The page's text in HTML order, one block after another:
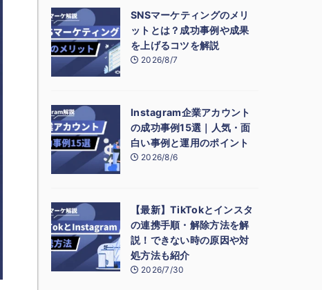
SNSマーケティングのメリ
ットとは？成功事例や成果
を上げるコツを解説
2026/8/7
Instagram企業アカウント
の成功事例15選｜人気・面
白い事例と運用のポイント
2026/8/6
【最新】TikTokとインスタ
の連携手順・解除方法を解
説！できない時の原因や対
処方法も紹介
2026/7/30